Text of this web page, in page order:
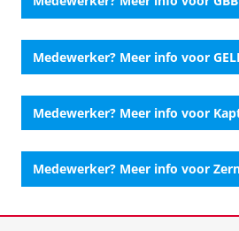
Medewerker? Meer info voor
Medewerker? Meer info voor
Medewerker? Meer info voor